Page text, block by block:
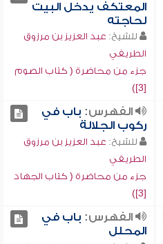
المعتكف يدخل البيت
لحاجته
للشيخ: عبد العزيز بن مرزوق
الطريفي
جزء من محاضرة ( كتاب الصوم
[3])
الفهرس: باب في
ركوب الجلالة
للشيخ: عبد العزيز بن مرزوق
الطريفي
جزء من محاضرة ( كتاب الجهاد
[3])
الفهرس: باب في
المحلل